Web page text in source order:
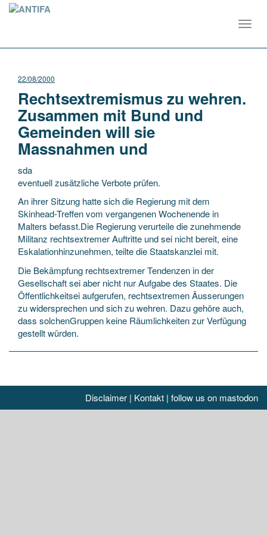
22/08/2000
Rechtsextremismus zu wehren.
Zusammen mit Bund und
Gemeinden will sie
Massnahmen und
sda
eventuell zusätzliche Verbote prüfen.
An ihrer Sitzung hatte sich die Regierung mit dem
Skinhead-Treffen vom vergangenen Wochenende in
Malters befasst.Die Regierung verurteile die zunehmende
Militanz rechtsextremer Auftritte und sei nicht bereit, eine
Eskalationhinzunehmen, teilte die Staatskanzlei mit.
Die Bekämpfung rechtsextremer Tendenzen in der
Gesellschaft sei aber nicht nur Aufgabe des Staates. Die
Öffentlichkeitsei aufgerufen, rechtsextremen Äusserungen
zu widersprechen und sich zu wehren. Dazu gehöre auch,
dass solchenGruppen keine Räumlichkeiten zur Verfügung
gestellt würden.
Disclaimer | Kontakt | follow us on mastodon